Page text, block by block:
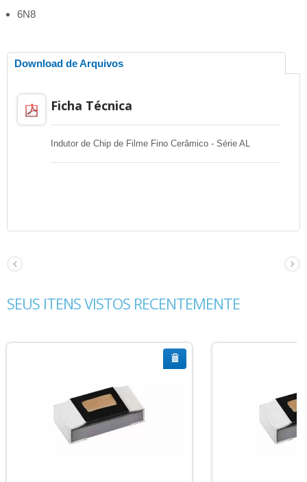
6N8
Download de Arquivos
Ficha Técnica
Indutor de Chip de Filme Fino Cerâmico - Série AL
SEUS ITENS VISTOS RECENTEMENTE